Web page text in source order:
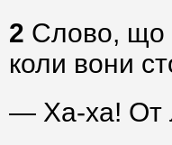
2 Слово, що
коли вони
— Ха-ха! От